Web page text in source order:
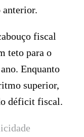
anterior.
fiscal
teto para o
Enquanto
superior,
déficit fiscal.